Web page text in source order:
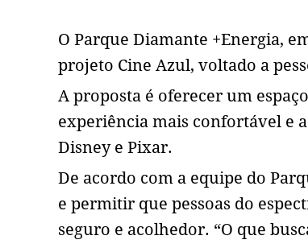
O Parque Diamante +Energia,
projeto Cine Azul, voltado a
A proposta é oferecer um
experiência mais confortável e
Disney e Pixar.
De acordo com a equipe do
e permitir que pessoas do
seguro e acolhedor. “O que